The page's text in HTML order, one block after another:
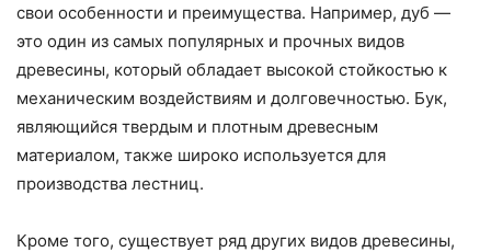
свои особенности и преимущества. Например, дуб —
это один из самых популярных и прочных видов
древесины, который обладает высокой стойкостью к
механическим воздействиям и долговечностью. Бук,
являющийся твердым и плотным древесным
материалом, также широко используется для
производства лестниц.
Кроме того, существует ряд других видов древесины,